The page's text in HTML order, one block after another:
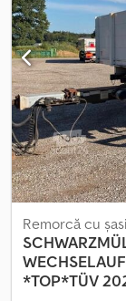
interschimbabile
EMAIL! Crsdpfx
TOATĂ
VIZITĂ DOAR CU
Remorcă cu
*TOP*TÜV